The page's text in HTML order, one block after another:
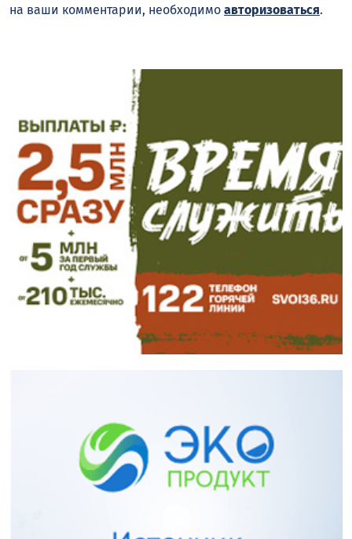
на ваши комментарии, необходимо авторизоваться.